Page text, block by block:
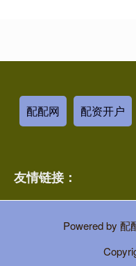
配配网 配资开户
友情链接：
Powered by 配